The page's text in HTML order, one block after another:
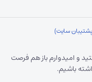
و امیدوارم باز هم فرصت
باشیم.